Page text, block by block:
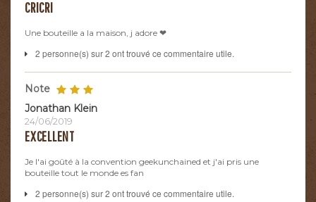
CRICRI
Une bouteille a la maison, j adore ❤
2 personne(s) sur 2 ont trouvé ce commentaire utile.
Note
Jonathan Klein
24/06/2019
EXCELLENT
Je l'ai goûté à la convention geekunchained et j'ai pris une
bouteille tout le monde es fan
2 personne(s) sur 2 ont trouvé ce commentaire utile.